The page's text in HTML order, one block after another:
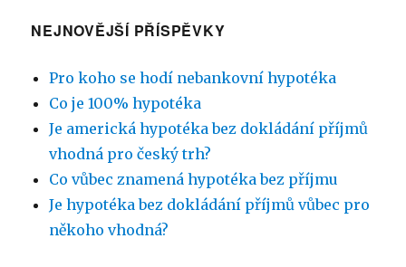
NEJNOVĚJŠÍ PŘÍSPĚVKY
Pro koho se hodí nebankovní hypotéka
Co je 100% hypotéka
Je americká hypotéka bez dokládání příjmů
vhodná pro český trh?
Co vůbec znamená hypotéka bez příjmu
Je hypotéka bez dokládání příjmů vůbec pro
někoho vhodná?